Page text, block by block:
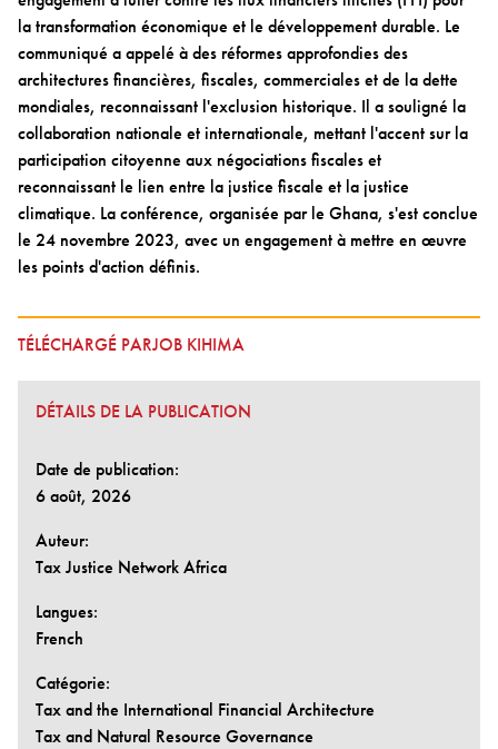
la transformation économique et le développement durable. Le
communiqué a appelé à des réformes approfondies des
architectures financières, fiscales, commerciales et de la dette
mondiales, reconnaissant l'exclusion historique. Il a souligné la
collaboration nationale et internationale, mettant l'accent sur la
participation citoyenne aux négociations fiscales et
reconnaissant le lien entre la justice fiscale et la justice
climatique. La conférence, organisée par le Ghana, s'est conclue
le 24 novembre 2023, avec un engagement à mettre en œuvre
les points d'action définis.
TÉLÉCHARGÉ PARJOB KIHIMA
DÉTAILS DE LA PUBLICATION
Date de publication:
6 août, 2026
Auteur:
Tax Justice Network Africa
Langues:
French
Catégorie:
Tax and the International Financial Architecture
Tax and Natural Resource Governance